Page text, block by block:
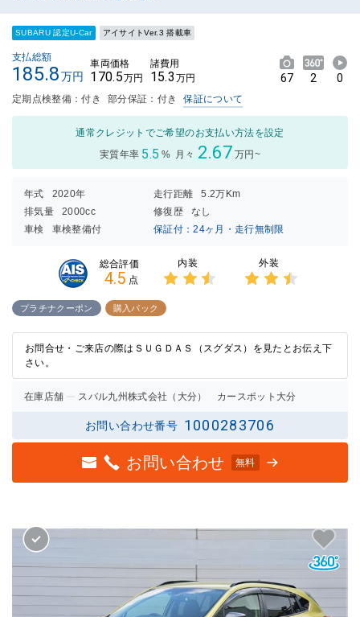
SUBARU 認定U-Car アイサイトVer.3 搭載車
支払総額
185.8万円
車両価格
170.5万円
諸費用
15.3 万円 67 2 0
定期点検整備：付き 部分保証：付き 保証について
通常クレジットでご希望のお支払い方法を設定
実質年率 5.5 % 月々 2.67 万円~
年式 2020年 走行距離
5.2万Km
排気量
2000cc 修復歴
なし
車検
車検整備付 保証付：24ヶ月・走行無制限
総合評価
4.5 点
内装
2.5点
外装
プラチナクーポン 購入パック
お問合せ・ご来店の際はＳＵＧＤＡＳ（スグダス）を見たとお伝え下
さい。
在庫店舗 スバル九州株式会社（大分） カースポット大分
お問い合わせ番号 1000283706
お問い合わせ 無料